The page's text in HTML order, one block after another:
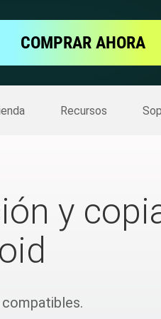
COMPRAR AHORA
Recursos
Más
y